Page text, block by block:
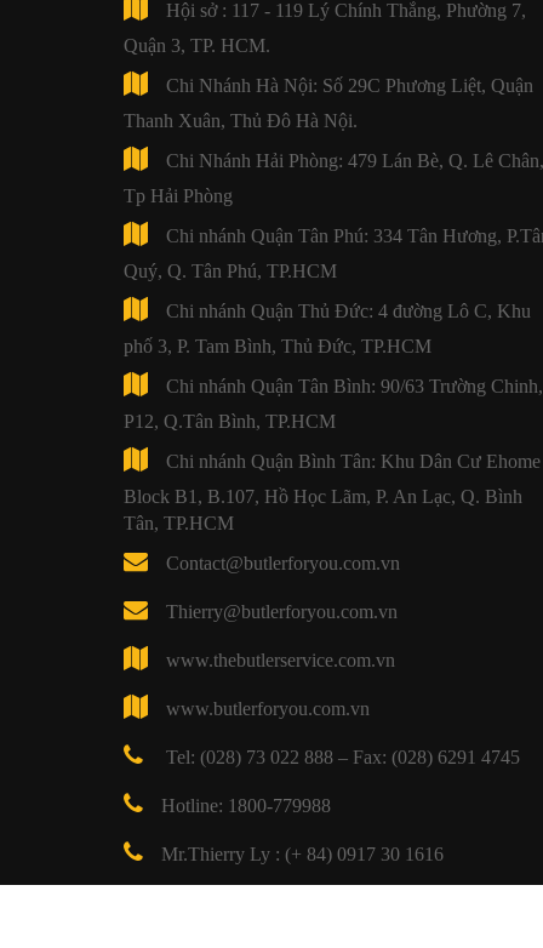
Hội sở : 117 - 119 Lý Chính Thắng, Phường 7,
Quận 3, TP. HCM.
Chi Nhánh Hà Nội: Số 29C Phương Liệt, Quận
Thanh Xuân, Thủ Đô Hà Nội.
Chi Nhánh Hải Phòng: 479 Lán Bè, Q. Lê Chân,
Tp Hải Phòng
Chi nhánh Quận Tân Phú: 334 Tân Hương,
Quý, Q. Tân Phú, TP.HCM
Chi nhánh Quận Thủ Đức: 4 đường Lô C, Khu
phố 3, P. Tam Bình, Thủ Đức, TP.HCM
Chi nhánh Quận Tân Bình: 90/63 Trường Chinh,
P12, Q.Tân Bình, TP.HCM
Chi nhánh Quận Bình Tân: Khu Dân Cư
Block B1, B.107, Hồ Học Lãm, P. An Lạc, Q. Bình
Tân, TP.HCM
Contact@butlerforyou.com.vn
Thierry@butlerforyou.com.vn
www.thebutlerservice.com.vn
www.butlerforyou.com.vn
Tel: (028) 73 022 888 – Fax: (028) 6291 4745
Hotline: 1800-779988
Mr.Thierry Ly : (+ 84) 0917 30 1616